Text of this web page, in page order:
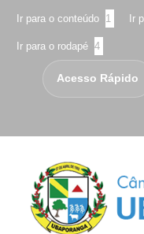
Ir para o conteúdo 1 Ir
Ir para o rodapé 4
Acesso Rápido